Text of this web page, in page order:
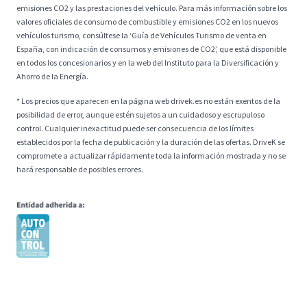
emisiones CO2 y las prestaciones del vehículo. Para más información sobre los
valores oficiales de consumo de combustible y emisiones CO2 en los nuevos
vehículos turismo, consúltese la ‘Guía de Vehículos Turismo de venta en
España, con indicación de consumos y emisiones de CO2’, que está disponible
en todos los concesionarios y en la web del Instituto para la Diversificación y
Ahorro de la Energía.
* Los precios que aparecen en la página web drivek.es no están exentos de la
posibilidad de error, aunque estén sujetos a un cuidadoso y escrupuloso
control. Cualquier inexactitud puede ser consecuencia de los límites
establecidos por la fecha de publicación y la duración de las ofertas. DriveK se
compromete a actualizar rápidamente toda la información mostrada y no se
hará responsable de posibles errores.